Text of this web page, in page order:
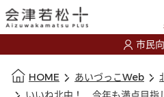
市民
HOME あいづっこWeb